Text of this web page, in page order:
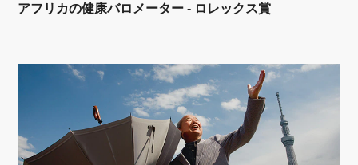
アフリカの健康バロメーター - ロレックス賞